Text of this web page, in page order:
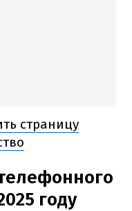
страницу
году